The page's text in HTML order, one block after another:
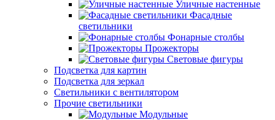
Уличные настенные
Фасадные
светильники
Фонарные столбы
Прожекторы
Световые фигуры
Подсветка для картин
Подсветка для зеркал
Светильники с вентилятором
Прочие светильники
Модульные